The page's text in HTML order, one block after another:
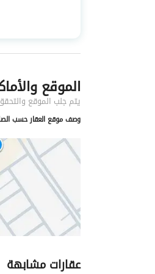
نوع العقار
خدمات العقار
كهرباء
تفاصيل اضافية
عمر العقار
عرض الشارع
الموقع
يتم جلب الموقع
وصف موقع العقار حسب
عقارات مشابهة